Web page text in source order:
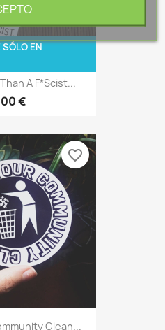
A F*scist...
€
SÓLO EN
Clean...
favorite_border